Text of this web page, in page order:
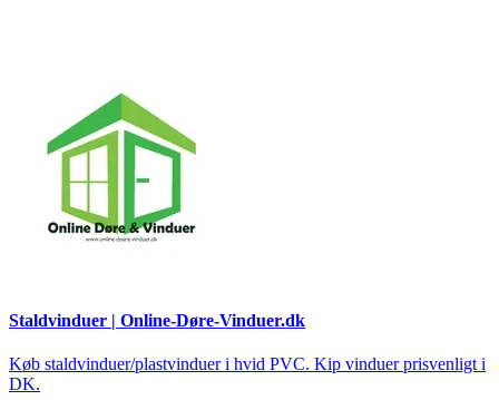
Staldvinduer | Online-Døre-Vinduer.dk
Køb staldvinduer/plastvinduer i hvid PVC. Kip vinduer prisvenligt i
DK.